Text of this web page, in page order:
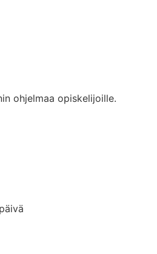
ohjelmaa opiskelijoille.